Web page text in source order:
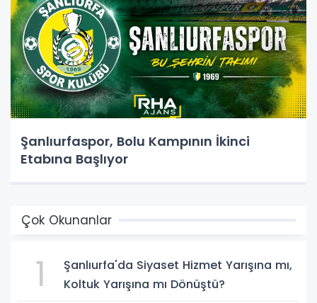
Şanlıurfaspor, Bolu Kampının İkinci
Etabına Başlıyor
Çok Okunanlar
1
Şanlıurfa'da Siyaset Hizmet Yarışına mı,
Koltuk Yarışına mı Dönüştü?